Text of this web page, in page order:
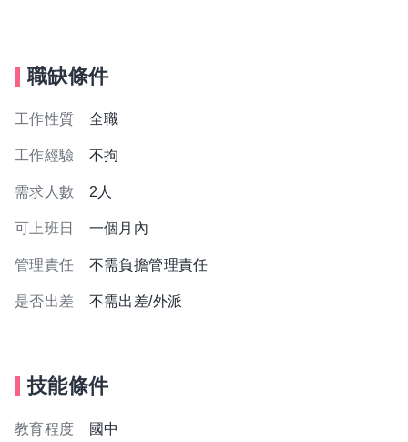
職缺條件
工作性質 全職
工作經驗 不拘
需求人數 2人
可上班日 一個月內
管理責任 不需負擔管理責任
是否出差 不需出差/外派
技能條件
教育程度 國中